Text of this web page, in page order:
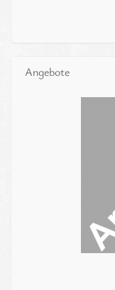
Angebote